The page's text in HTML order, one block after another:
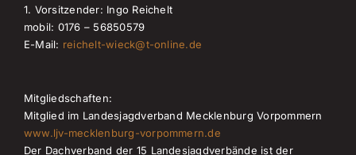
1. Vorsitzender: Ingo Reichelt
mobil: 0176 – 56850579
E-Mail: reichelt-wieck@t-online.de
Mitgliedschaften:
Mitglied im Landesjagdverband Mecklenburg Vorpommern
www.ljv-mecklenburg-vorpommern.de
Der Dachverband der 15 Landesjagdverbände ist der